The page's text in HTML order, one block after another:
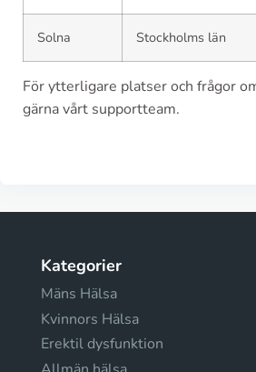
Solna Stockholms län
För ytterligare platser och frågor
gärna vårt supportteam.
Kategorier
Mäns Hälsa
Kvinnors Hälsa
Erektil dysfunktion